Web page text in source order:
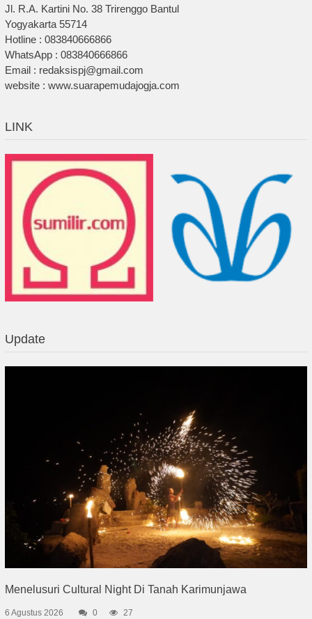
Jl. R.A. Kartini No. 38 Trirenggo Bantul
Yogyakarta 55714
Hotline : 083840666866
WhatsApp : 083840666866
Email : redaksispj@gmail.com
website : www.suarapemudajogja.com
LINK
Update
Menelusuri Cultural Night Di Tanah Karimunjawa
6 Agustus 2026 0 27